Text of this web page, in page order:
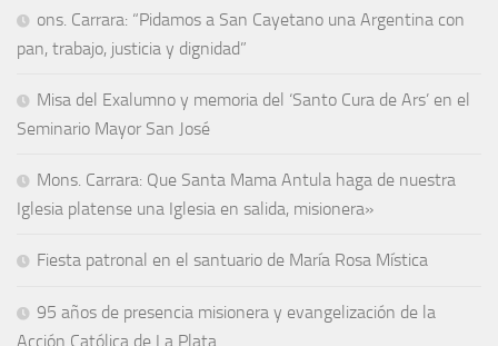
ons. Carrara: “Pidamos a San Cayetano una Argentina con
pan, trabajo, justicia y dignidad”
Misa del Exalumno y memoria del ‘Santo Cura de Ars’ en el
Seminario Mayor San José
Mons. Carrara: Que Santa Mama Antula haga de nuestra
Iglesia platense una Iglesia en salida, misionera»
Fiesta patronal en el santuario de María Rosa Mística
95 años de presencia misionera y evangelización de la
Acción Católica de La Plata